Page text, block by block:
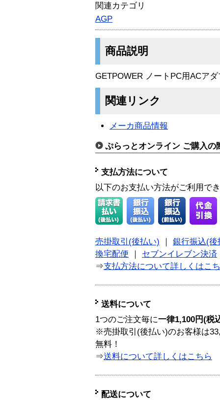
関連カテゴリ
AGP
商品説明
GETPOWER ノートPC用ACア
関連リンク
メーカ商品情報
ぷらっとオンライン ご購入の
支払方法について
以下のお支払い方法がご利用で
売掛取引(後払い)
銀行振込(後
換宅配便
セブンイレブン決済
⇒支払方法について詳しくはこ
送料について
1つのご注文毎に一律1,100円(税
※売掛取引(後払い)のお客様は
無料！
⇒送料について詳しくはこちら
配送について